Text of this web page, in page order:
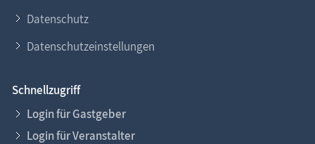
Datenschutz
Datenschutzeinstellungen
Schnellzugriff
Login für Gastgeber
Login für Veranstalter